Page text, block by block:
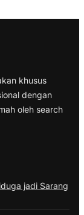
khusus
dengan
oleh search
jadi Sarang